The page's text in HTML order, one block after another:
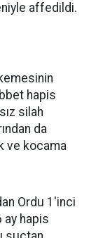
affedildi.
hapis
silah
da
ve kocama
Ordu 1'inci
ay hapis